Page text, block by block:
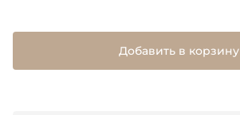
Добавить в корзину